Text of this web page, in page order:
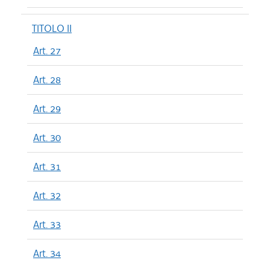
TITOLO II
Art. 27
Art. 28
Art. 29
Art. 30
Art. 31
Art. 32
Art. 33
Art. 34